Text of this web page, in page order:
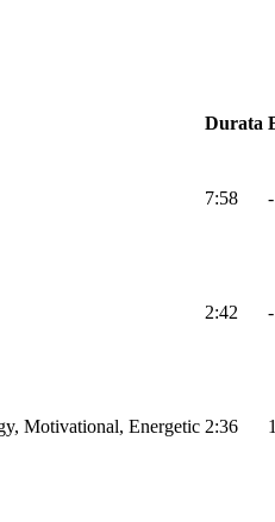
Durata
7:58 -
2:42 -
Motivational, Energetic 2:36